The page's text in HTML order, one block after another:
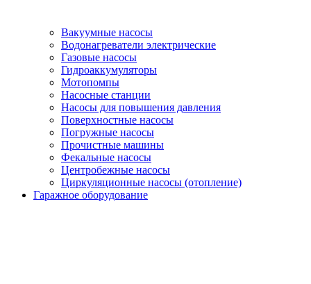
Вакуумные насосы
Водонагреватели электрические
Газовые насосы
Гидроаккумуляторы
Мотопомпы
Насосные станции
Насосы для повышения давления
Поверхностные насосы
Погружные насосы
Прочистные машины
Фекальные насосы
Центробежные насосы
Циркуляционные насосы (отопление)
Гаражное оборудование